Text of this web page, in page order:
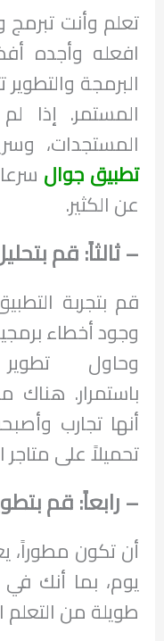
تعلم وأنت
افعله وأجده
البرمجة
المستمر. إذا
المستجدات،
تطبيق جوال
عن الكثير.
– ثالثاً: قم
قم بتجربة
وجود أخطاء
وحاول
باستمرار. هناك
أنها تجارب
تحميلاً على متاجر
– رابعاً: قم
أن تكون
يوم، بما أنك
طويلة من التعلم